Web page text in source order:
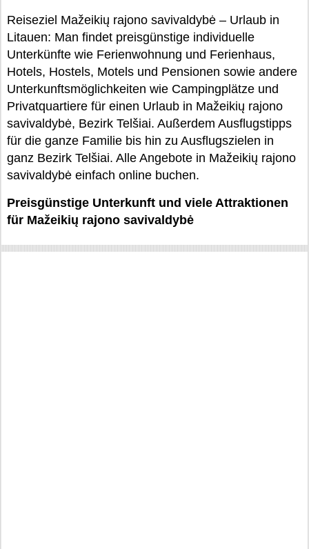
Reiseziel Mažeikių rajono savivaldybė – Urlaub in
Litauen: Man findet preisgünstige individuelle
Unterkünfte wie Ferienwohnung und Ferienhaus,
Hotels, Hostels, Motels und Pensionen sowie andere
Unterkunftsmöglichkeiten wie Campingplätze und
Privatquartiere für einen Urlaub in Mažeikių rajono
savivaldybė, Bezirk Telšiai. Außerdem Ausflugstipps
für die ganze Familie bis hin zu Ausflugszielen in
ganz Bezirk Telšiai. Alle Angebote in Mažeikių rajono
savivaldybė einfach online buchen.
Preisgünstige Unterkunft und viele Attraktionen
für Mažeikių rajono savivaldybė